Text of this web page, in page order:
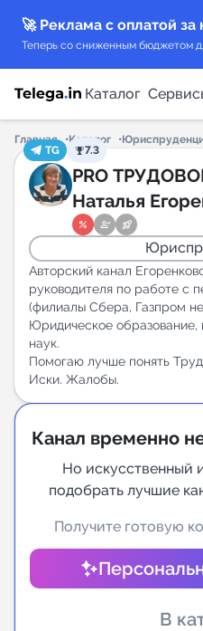
🚀 Реклама с оплатой
Теперь со сниженным бюджетом
Каталог
Каталог каналов
Каталог ботов
Горящие
Индекс читаемости
New
Аналитика MAX
Индивидуальное
Аналитика Telegram
Главная Каталог
TG
7.3
PRO
Наталья
Авторский канал
руководителя по работе с
(филиалы Сбера, Газпром
Юридическое образование,
наук.
Помогаю лучше понять
Иски. Жалобы.
Канал временно
Но искусственный
подобрать лучшие
Получите готовую
В